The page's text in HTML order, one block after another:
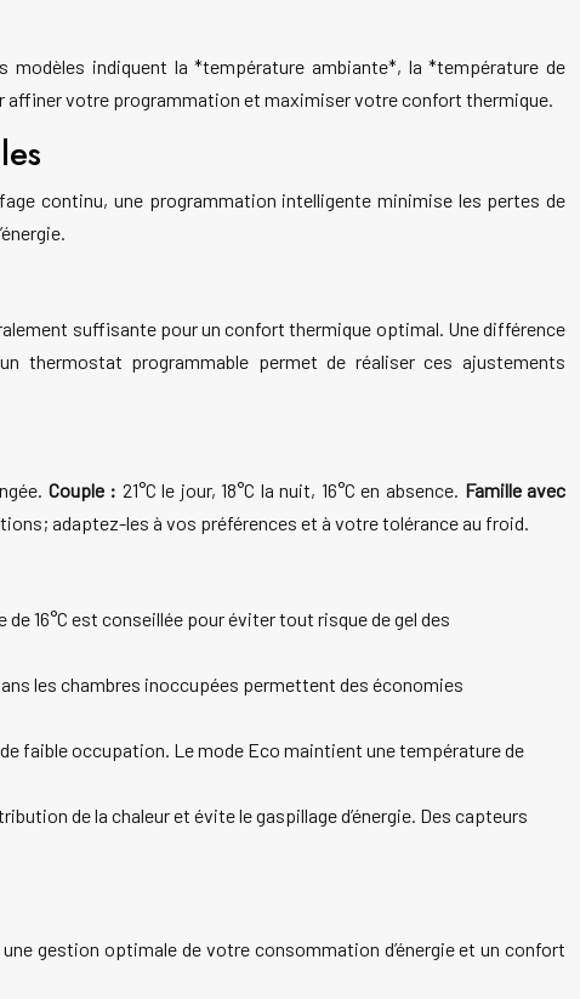
indiquent la *température ambiante*, la *température de
affiner votre programmation et maximiser votre confort thermique.
continu, une programmation intelligente minimise les pertes de
suffisante pour un confort thermique optimal. Une différence
thermostat programmable permet de réaliser ces ajustements
Couple : 21°C le jour, 18°C la nuit, 16°C en absence. Famille avec
adaptez-les à vos préférences et à votre tolérance au froid.
16°C est conseillée pour éviter tout risque de gel des
les chambres inoccupées permettent des économies
faible occupation. Le mode Eco maintient une température de
de la chaleur et évite le gaspillage d’énergie. Des capteurs
gestion optimale de votre consommation d’énergie et un confort